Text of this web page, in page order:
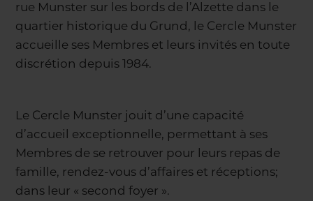
rue Munster sur les bords de l’Alzette dans le
quartier historique du Grund, le Cercle Munster
accueille ses Membres et leurs invités en toute
discrétion depuis 1984.
Le Cercle Munster jouit d’une capacité
d’accueil exceptionnelle, permettant à ses
Membres de se retrouver pour leurs repas de
famille, rendez-vous d’affaires et réceptions;
dans leur « second foyer ».